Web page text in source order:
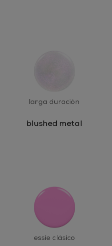
larga duración
blushed metal
essie clásico